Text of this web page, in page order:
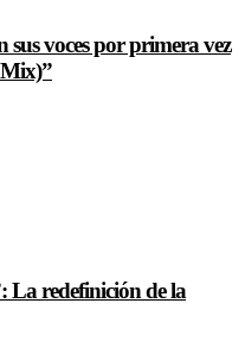
voces por primera vez
La redefinición de la